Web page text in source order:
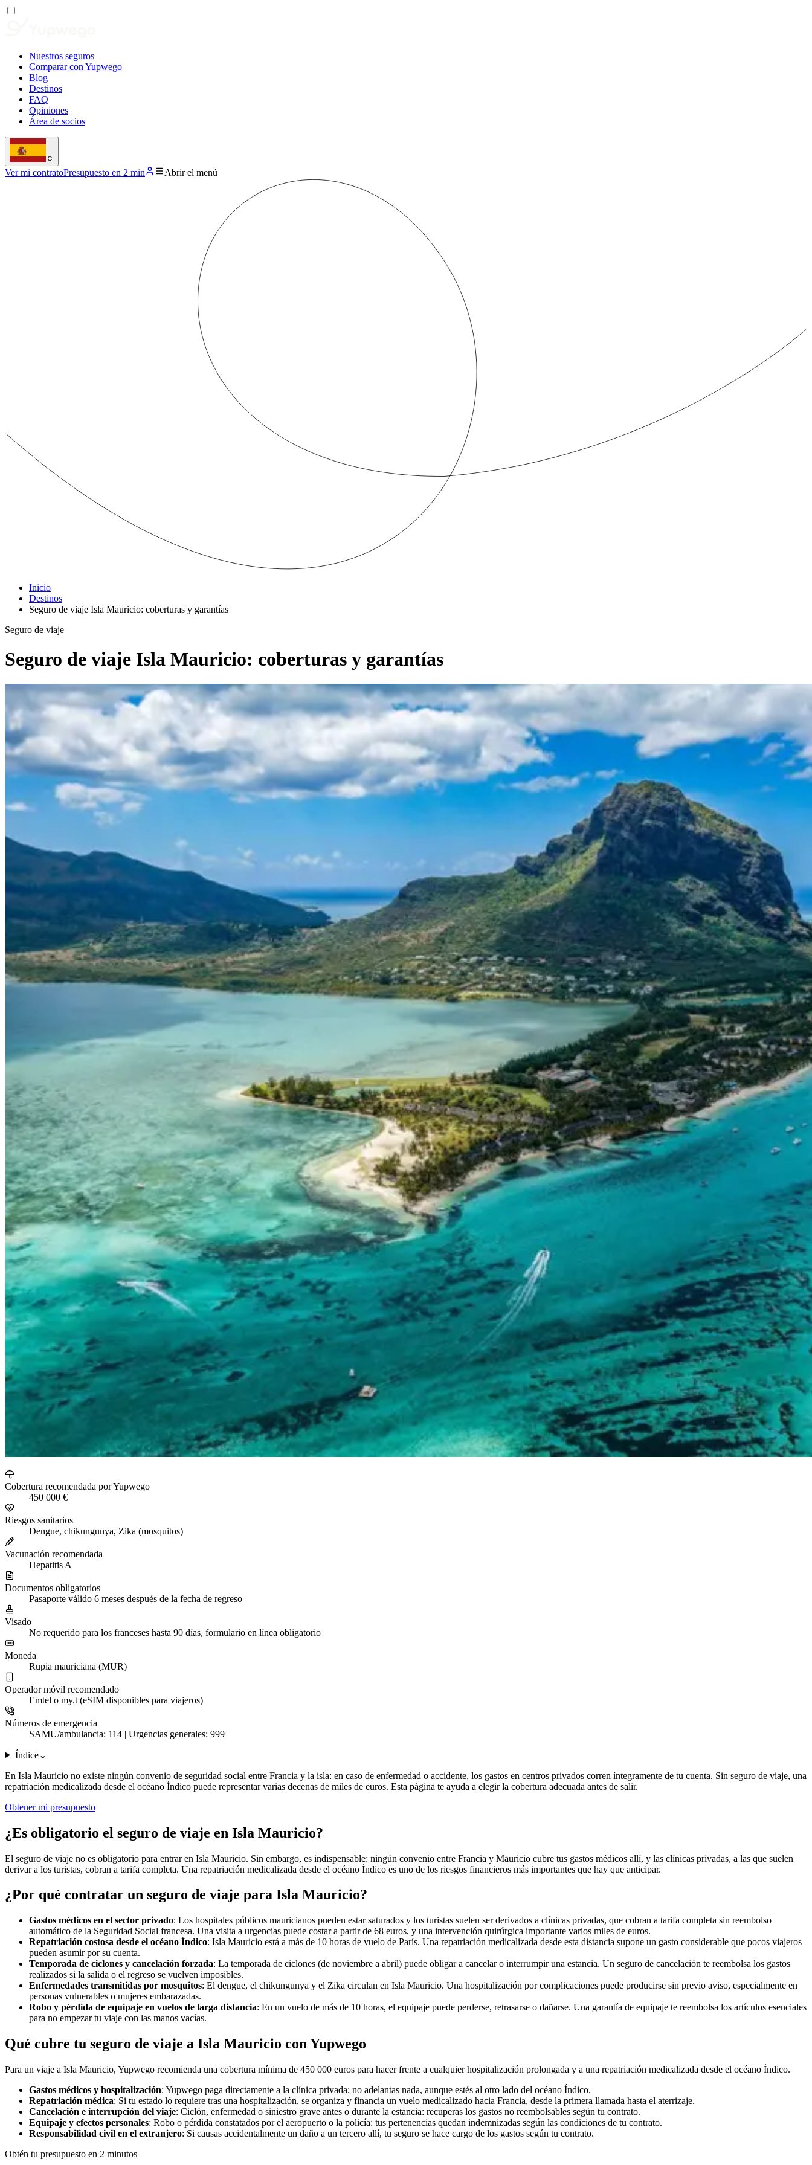
Nuestros seguros
Comparar con Yupwego
Blog
Destinos
FAQ
Opiniones
Área de socios
Ver mi contratoPresupuesto en 2 min Abrir el menú
Inicio
Destinos
Seguro de viaje Isla Mauricio: coberturas y garantías
Seguro de viaje
Seguro de viaje Isla Mauricio: coberturas y garantías
Cobertura recomendada por Yupwego
450 000 €
Riesgos sanitarios
Dengue, chikungunya, Zika (mosquitos)
Vacunación recomendada
Hepatitis A
Documentos obligatorios
Pasaporte válido 6 meses después de la fecha de regreso
Visado
No requerido para los franceses hasta 90 días, formulario en línea obligatorio
Moneda
Rupia mauriciana (MUR)
Operador móvil recomendado
Emtel o my.t (eSIM disponibles para viajeros)
Números de emergencia
SAMU/ambulancia: 114 | Urgencias generales: 999
Índice⌄
En Isla Mauricio no existe ningún convenio de seguridad social entre Francia y la isla: en caso de enfermedad o accidente, los gastos en centros privados corren íntegramente de tu cuenta. Sin seguro de viaje, una
repatriación medicalizada desde el océano Índico puede representar varias decenas de miles de euros. Esta página te ayuda a elegir la cobertura adecuada antes de salir.
Obtener mi presupuesto
¿Es obligatorio el seguro de viaje en Isla Mauricio?
El seguro de viaje no es obligatorio para entrar en Isla Mauricio. Sin embargo, es indispensable: ningún convenio entre Francia y Mauricio cubre tus gastos médicos allí, y las clínicas privadas, a las que suelen
derivar a los turistas, cobran a tarifa completa. Una repatriación medicalizada desde el océano Índico es uno de los riesgos financieros más importantes que hay que anticipar.
¿Por qué contratar un seguro de viaje para Isla Mauricio?
Gastos médicos en el sector privado: Los hospitales públicos mauricianos pueden estar saturados y los turistas suelen ser derivados a clínicas privadas, que cobran a tarifa completa sin reembolso
automático de la Seguridad Social francesa. Una visita a urgencias puede costar a partir de 68 euros, y una intervención quirúrgica importante varios miles de euros.
Repatriación costosa desde el océano Índico: Isla Mauricio está a más de 10 horas de vuelo de París. Una repatriación medicalizada desde esta distancia supone un gasto considerable que pocos viajeros
pueden asumir por su cuenta.
Temporada de ciclones y cancelación forzada: La temporada de ciclones (de noviembre a abril) puede obligar a cancelar o interrumpir una estancia. Un seguro de cancelación te reembolsa los gastos
realizados si la salida o el regreso se vuelven imposibles.
Enfermedades transmitidas por mosquitos: El dengue, el chikungunya y el Zika circulan en Isla Mauricio. Una hospitalización por complicaciones puede producirse sin previo aviso, especialmente en
personas vulnerables o mujeres embarazadas.
Robo y pérdida de equipaje en vuelos de larga distancia: En un vuelo de más de 10 horas, el equipaje puede perderse, retrasarse o dañarse. Una garantía de equipaje te reembolsa los artículos esenciales
para no empezar tu viaje con las manos vacías.
Qué cubre tu seguro de viaje a Isla Mauricio con Yupwego
Para un viaje a Isla Mauricio, Yupwego recomienda una cobertura mínima de 450 000 euros para hacer frente a cualquier hospitalización prolongada y a una repatriación medicalizada desde el océano Índico.
Gastos médicos y hospitalización: Yupwego paga directamente a la clínica privada; no adelantas nada, aunque estés al otro lado del océano Índico.
Repatriación médica: Si tu estado lo requiere tras una hospitalización, se organiza y financia un vuelo medicalizado hacia Francia, desde la primera llamada hasta el aterrizaje.
Cancelación e interrupción del viaje: Ciclón, enfermedad o siniestro grave antes o durante la estancia: recuperas los gastos no reembolsables según tu contrato.
Equipaje y efectos personales: Robo o pérdida constatados por el aeropuerto o la policía: tus pertenencias quedan indemnizadas según las condiciones de tu contrato.
Responsabilidad civil en el extranjero: Si causas accidentalmente un daño a un tercero allí, tu seguro se hace cargo de los gastos según tu contrato.
Obtén tu presupuesto en 2 minutos